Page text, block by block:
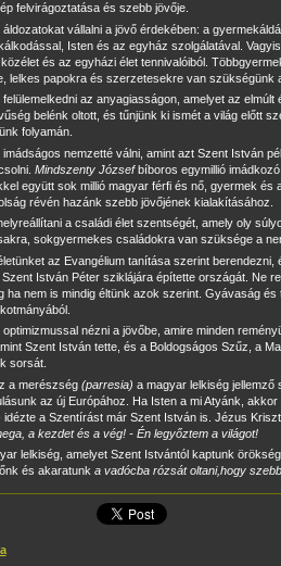
felvirágoztatása és szebb jövője.
áldozatokat vállalni a jövő érdekében: a
Isten és az egyház szolgálatával.
és az egyházi élet tennivalóiból.
lelkes papokra és szerzetesekre van szükségünk
az anyagiasságon, amelyet az
belénk oltott, és tűnjünk ki ismét a világ előtt
folyamán.
nemzetté válni, amint azt Szent István
Mindszenty Józsefbíboros egymillió
együtt sok millió magyar férfi és nő, gyermek
révén hazánk szebb jövőjének kialakításához.
a családi élet szentségét, amely oly
sokgyermekes családokra van szüksége a
az Evangélium tanítása szerint
István Péter sziklájára építette országát. Ne
ha nem is mindig éltünk azok szerint. Gyávaság
optimizmussal nézni a jövőbe, amire minden
Szent István tette, és a Boldogságos Szűz, a
sorsát.
a merészség (parresia) a magyar lelkiség
az új Európához. Ha Isten a mi Atyánk,
a Szentírást már Szent István is. Jézus
a kezdet és a vég! - Én legyőztem a világot!
lelkiség, amelyet Szent Istvántól kaptunk
és akaratunk a vadócba rózsát oltani,hogy